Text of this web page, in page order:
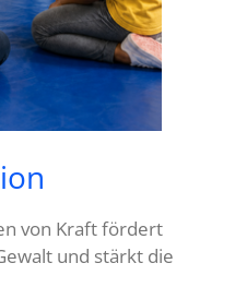
von Kraft fördert
und stärkt die